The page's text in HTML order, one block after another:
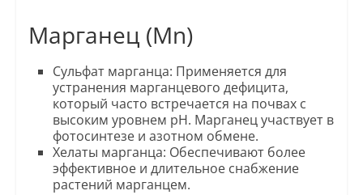
Марганец (Mn)
Сульфат марганца: Применяется для
устранения марганцевого дефицита,
который часто встречается на почвах с
высоким уровнем pH. Марганец участвует в
фотосинтезе и азотном обмене.
Хелаты марганца: Обеспечивают более
эффективное и длительное снабжение
растений марганцем.